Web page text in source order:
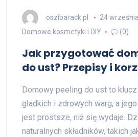
oszibarack.pl
24
Domowe kosmetyki i DIY
(0)
Jak przygotować
do ust? Przepisy i
Domowy peeling do ust to
gładkich i zdrowych warg, a
jest prostsze, niż się wydaje.
naturalnych składników, takich